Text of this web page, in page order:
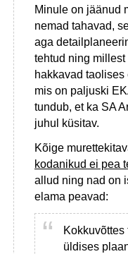
Minule on jäänud
nemad tahavad,
aga
tehtud ning
hakkavad
mis on paljuski
tundub, et ka SA
juhul küsitav.
Kõige
kodanikud ei pea
allud ning nad on
elama peavad:
üldises